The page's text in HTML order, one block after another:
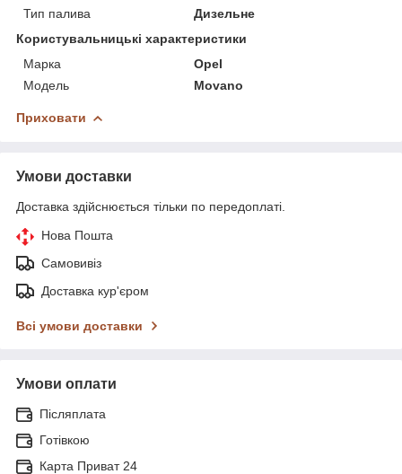
Тип палива
Дизельне
Користувальницькі характеристики
Марка
Opel
Модель
Movano
Приховати
Умови доставки
Доставка здійснюється тільки по передоплаті.
Нова Пошта
Самовивіз
Доставка кур'єром
Всі умови доставки
Умови оплати
Післяплата
Готівкою
Карта Приват 24